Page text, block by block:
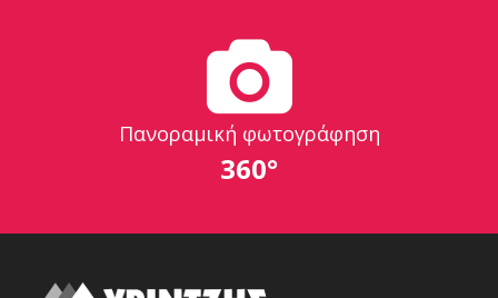
Πανοραμική φωτογράφηση
360°